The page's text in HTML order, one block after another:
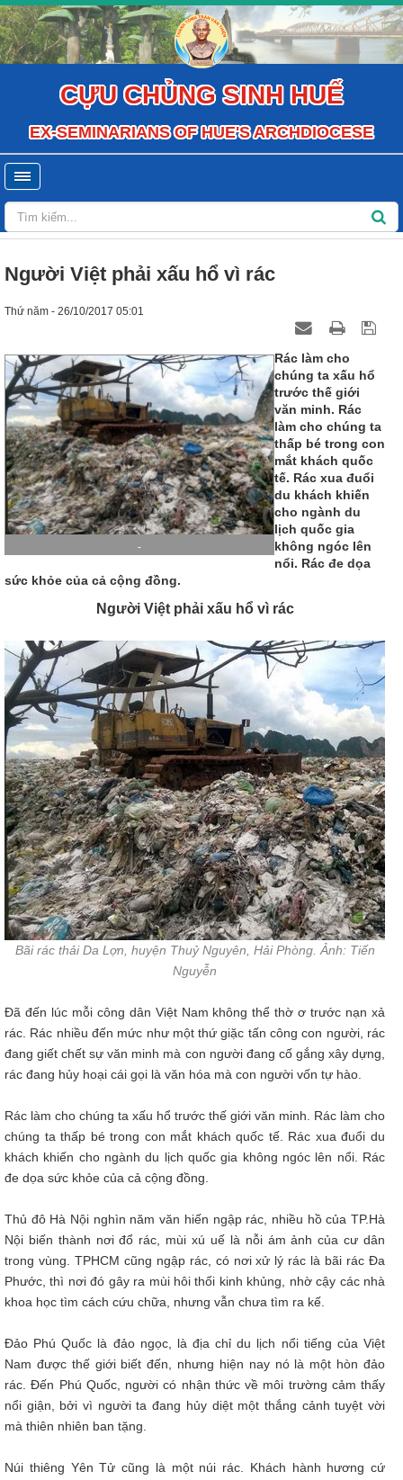
CỰU CHỦNG SINH HUẾ
EX-SEMINARIANS OF HUE'S ARCHDIOCESE
Người Việt phải xấu hổ vì rác
Thứ năm - 26/10/2017 05:01
-
Rác làm cho
chúng ta xấu hổ
trước thế giới
văn minh. Rác
làm cho chúng ta
thấp bé trong con
mắt khách quốc
tế. Rác xua đuổi
du khách khiến
cho ngành du
lịch quốc gia
không ngóc lên
nổi. Rác đe dọa
sức khỏe của cả cộng đồng.
Người Việt phải xấu hổ vì rác
Bãi rác thải Da Lợn, huyện Thuỷ Nguyên, Hải Phòng. Ảnh: Tiến
Nguyễn
Đã đến lúc mỗi công dân Việt Nam không thể thờ ơ trước nạn xả
rác. Rác nhiều đến mức như một thứ giặc tấn công con người, rác
đang giết chết sự văn minh mà con người đang cố gắng xây dựng,
rác đang hủy hoại cái gọi là văn hóa mà con người vốn tự hào.
Rác làm cho chúng ta xấu hổ trước thế giới văn minh. Rác làm cho
chúng ta thấp bé trong con mắt khách quốc tế. Rác xua đuổi du
khách khiến cho ngành du lịch quốc gia không ngóc lên nổi. Rác
đe dọa sức khỏe của cả cộng đồng.
Thủ đô Hà Nội nghìn năm văn hiến ngập rác, nhiều hồ của TP.Hà
Nội biến thành nơi đổ rác, mùi xú uế là nỗi ám ảnh của cư dân
trong vùng. TPHCM cũng ngập rác, có nơi xử lý rác là bãi rác Đa
Phước, thì nơi đó gây ra mùi hôi thối kinh khủng, nhờ cậy các nhà
khoa học tìm cách cứu chữa, nhưng vẫn chưa tìm ra kế.
Đảo Phú Quốc là đảo ngọc, là địa chỉ du lịch nổi tiếng của Việt
Nam được thế giới biết đến, nhưng hiện nay nó là một hòn đảo
rác. Đến Phú Quốc, người có nhận thức về môi trường cảm thấy
nổi giận, bởi vì người ta đang hủy diệt một thắng cảnh tuyệt vời
mà thiên nhiên ban tặng.
Núi thiêng Yên Tử cũng là một núi rác. Khách hành hương cứ